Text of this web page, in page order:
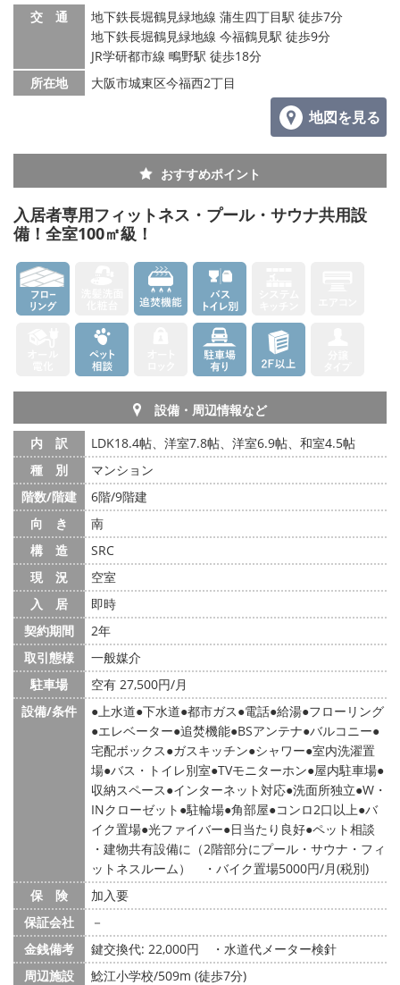
交 通
地下鉄長堀鶴見緑地線 蒲生四丁目駅 徒歩7分
地下鉄長堀鶴見緑地線 今福鶴見駅 徒歩9分
JR学研都市線 鴫野駅 徒歩18分
所在地
大阪市城東区今福西2丁目
地図を見る
おすすめポイント
入居者専用フィットネス・プール・サウナ共用設
備！全室100㎡級！
設備・周辺情報など
内 訳
LDK18.4帖、洋室7.8帖、洋室6.9帖、和室4.5帖
種 別
マンション
階数/階建
6階/9階建
向 き
南
構 造
SRC
現 況
空室
入 居
即時
契約期間
2年
取引態様
一般媒介
駐車場
空有 27,500円/月
設備/条件
上水道 下水道 都市ガス 電話 給湯 フローリング
エレベーター 追焚機能 BSアンテナ バルコニー
宅配ボックス ガスキッチン シャワー 室内洗濯置
場 バス・トイレ別室 TVモニターホン 屋内駐車場
収納スペース インターネット対応 洗面所独立 W・
INクローゼット 駐輪場 角部屋 コンロ2口以上 バ
イク置場 光ファイバー 日当たり良好 ペット相談
・建物共有設備に（2階部分にプール・サウナ・フィ
ットネスルーム） ・バイク置場5000円/月(税別)
保 険
加入要
保証会社
－
金銭備考
鍵交換代: 22,000円
・水道代メーター検針
周辺施設
鯰江小学校/509m (徒歩7分)